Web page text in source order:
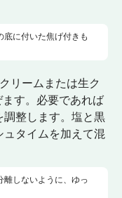
に付いた焦げ付きも
リームまたは生ク
す。必要であれば
整します。塩と黒
タイムを加えて混
しないように、ゆっ